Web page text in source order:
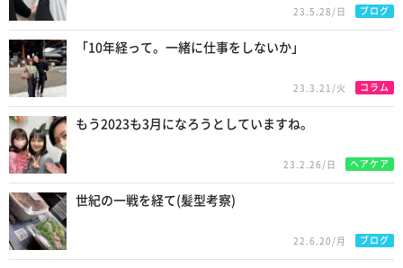
23.5.28/日 ブログ
「10年経って。一緒に仕事をしないか」
23.3.21/火 コラム
もう2023も3月になろうとしていますね。
23.2.26/日 ヘアケア
世紀の一戦を経て(髪型考察)
22.6.20/月 ブログ